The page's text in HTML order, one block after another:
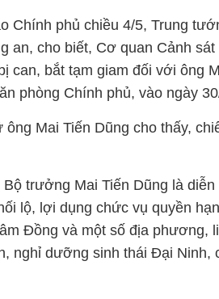
Chính phủ chiều 4/5, Trung
an, cho biết, Cơ quan Cảnh
can, bắt tạm giam đối với ông
phòng Chính phủ, vào ngày
Mai Tiến Dũng cho thấy,
trưởng Mai Tiến Dũng là
lộ, lợi dụng chức vụ quyền
Đồng và một số địa phương,
nghỉ dưỡng sinh thái Đại Ninh,